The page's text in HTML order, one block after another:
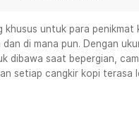
Senin - Jumat (07:00 -
- Jumat (08:00 - 20:00), Sabtu
- Jumat (08:00 - 20:00), Sabtu
untuk para penikmat
di mana pun. Dengan
dibawa saat bepergian,
setiap cangkir kopi terasa